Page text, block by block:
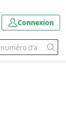
Connexion